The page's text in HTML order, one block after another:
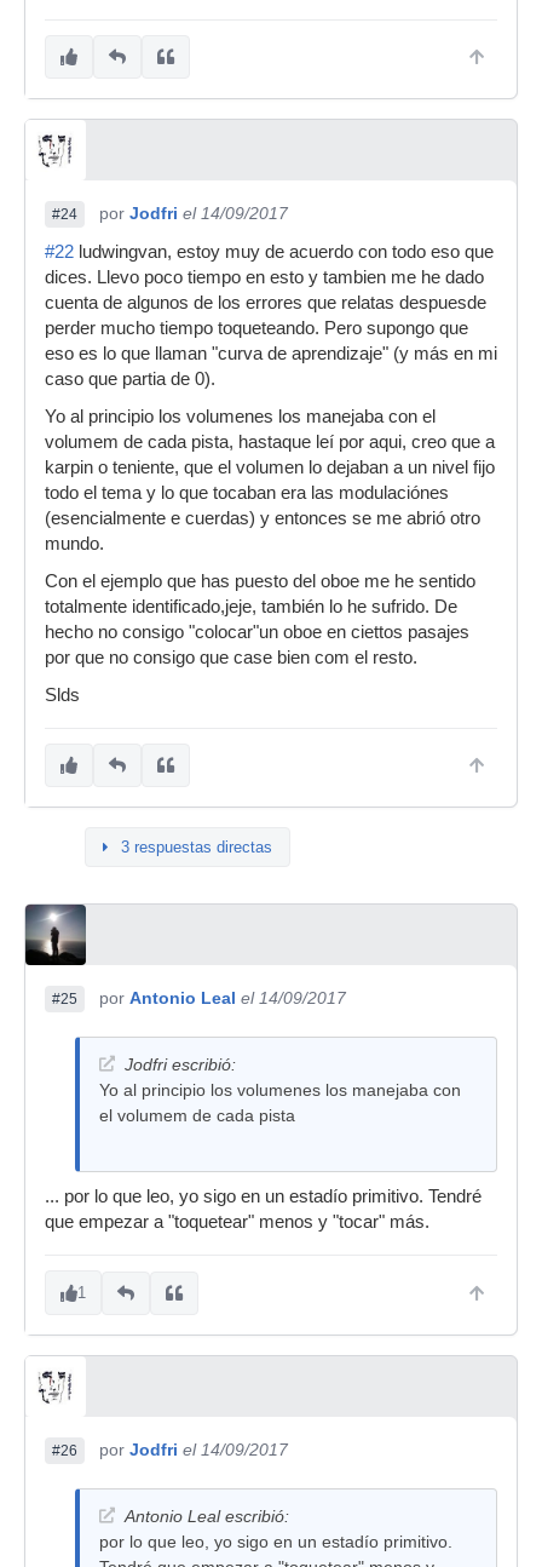
#24 por Jodfri el 14/09/2017
#22 ludwingvan, estoy muy de acuerdo con todo eso que
dices. Llevo poco tiempo en esto y tambien me he dado
cuenta de algunos de los errores que relatas despuesde
perder mucho tiempo toqueteando. Pero supongo que
eso es lo que llaman "curva de aprendizaje" (y más en mi
caso que partia de 0).
Yo al principio los volumenes los manejaba con el
volumem de cada pista, hastaque leí por aqui, creo que a
karpin o teniente, que el volumen lo dejaban a un nivel fijo
todo el tema y lo que tocaban era las modulaciónes
(esencialmente e cuerdas) y entonces se me abrió otro
mundo.
Con el ejemplo que has puesto del oboe me he sentido
totalmente identificado,jeje, también lo he sufrido. De
hecho no consigo "colocar"un oboe en ciettos pasajes
por que no consigo que case bien com el resto.
Slds
3 respuestas directas
#25 por Antonio Leal el 14/09/2017
Jodfri escribió:
Yo al principio los volumenes los manejaba con
el volumem de cada pista
... por lo que leo, yo sigo en un estadío primitivo. Tendré
que empezar a "toquetear" menos y "tocar" más.
1
#26 por Jodfri el 14/09/2017
Antonio Leal escribió:
por lo que leo, yo sigo en un estadío primitivo.